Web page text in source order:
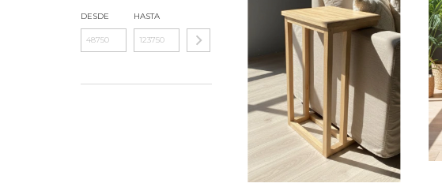
DESDE HASTA